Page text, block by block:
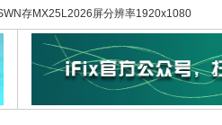
存MX25L2026屏分辨率1920x1080